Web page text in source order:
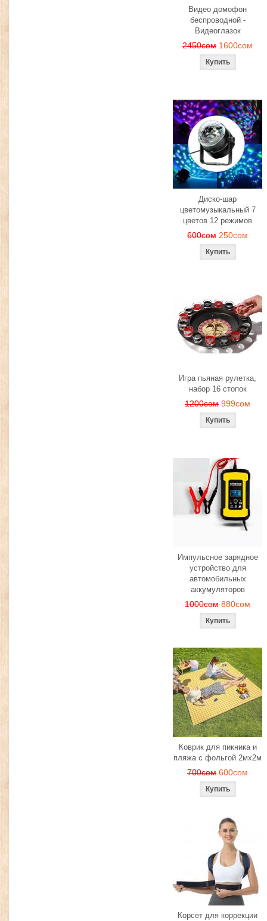
Видео домофон
беспроводной -
Видеоглазок
2450сом 1600сом
Диско-шар
цветомузыкальный 7
цветов 12 режимов
600сом 250сом
Игра пьяная рулетка,
набор 16 стопок
1200сом 999сом
Импульсное зарядное
устройство для
автомобильных
аккумуляторов
1000сом 880сом
Коврик для пикника и
пляжа с фольгой 2мх2м
700сом 600сом
Корсет для коррекции